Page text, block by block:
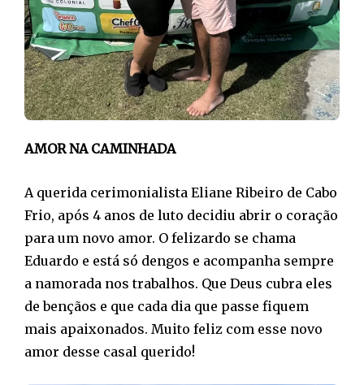
AMOR NA CAMINHADA
A querida cerimonialista Eliane Ribeiro de Cabo
Frio, após 4 anos de luto decidiu abrir o coração
para um novo amor. O felizardo se chama
Eduardo e está só dengos e acompanha sempre
a namorada nos trabalhos. Que Deus cubra eles
de bençãos e que cada dia que passe fiquem
mais apaixonados. Muito feliz com esse novo
amor desse casal querido!